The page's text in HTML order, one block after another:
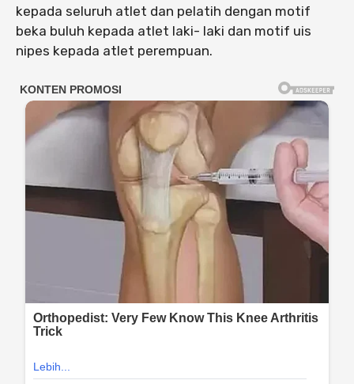
kepada seluruh atlet dan pelatih dengan motif
beka buluh kepada atlet laki- laki dan motif uis
nipes kepada atlet perempuan.